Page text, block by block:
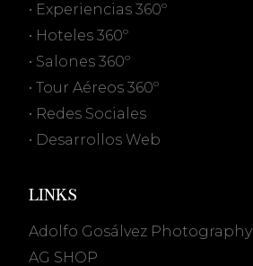
• Experiencias 360º
• Hoteles 360º
• Salones 360º
• Tour Aéreos 360º
• Redes Sociales
• Desarrollos Web
LINKS
Adolfo Gosálvez Photography
AG SHOP